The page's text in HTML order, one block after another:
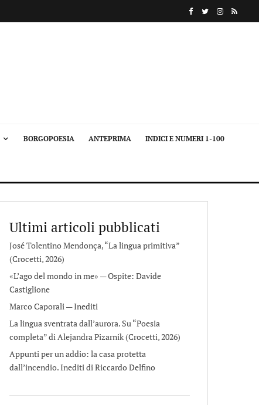
BORGOPOESIA ANTEPRIMA INDICI E NUMERI 1-100
Ultimi articoli pubblicati
José Tolentino Mendonça, “La lingua primitiva”
(Crocetti, 2026)
«L’ago del mondo in me» — Ospite: Davide
Castiglione
Marco Caporali — Inediti
La lingua sventrata dall’aurora. Su “Poesia
completa” di Alejandra Pizarnik (Crocetti, 2026)
Appunti per un addio: la casa protetta
dall’incendio. Inediti di Riccardo Delfino